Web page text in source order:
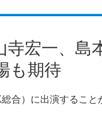
宏一、島
も期待
合）に出演すること